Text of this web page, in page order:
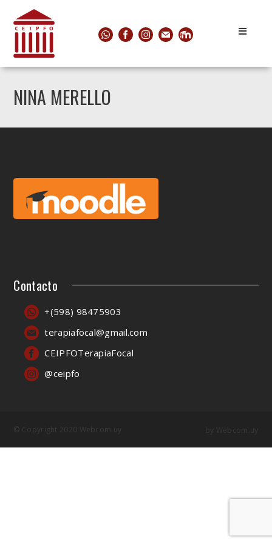
NINA MERELLO
Contacto
+(598) 98475903
terapiafocal@gmail.com
CEIPFOTerapiaFocal
@ceipfo
© Copyright 2020 Webcom.uy by Webcom.uy